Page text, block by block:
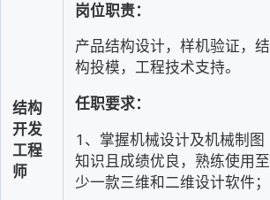
结构
开发
工程
师
岗位职责：
产品结构设计，样机验证，结
构投模，工程技术支持。
任职要求：
1、掌握机械设计及机械制图
知识且成绩优良，熟练使用至
少一款三维和二维设计软件 ；